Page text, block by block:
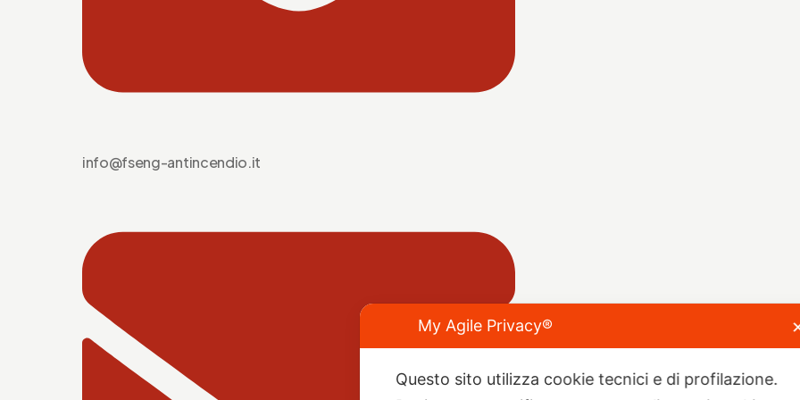
info@fseng-antincendio.it
My Agile Privacy®
Questo sito utilizza cookie tecnici e di profilazione.